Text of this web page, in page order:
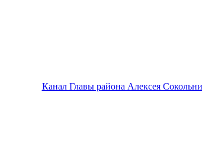
Канал Главы района Алексея